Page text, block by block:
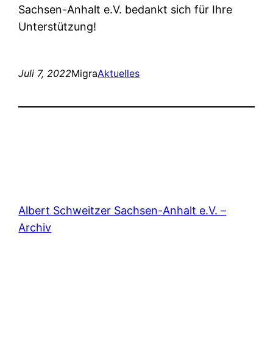
Sachsen-Anhalt e.V. bedankt sich für Ihre
Unterstützung!
Juli 7, 2022MigraAktuelles
Albert Schweitzer Sachsen-Anhalt e.V. –
Archiv